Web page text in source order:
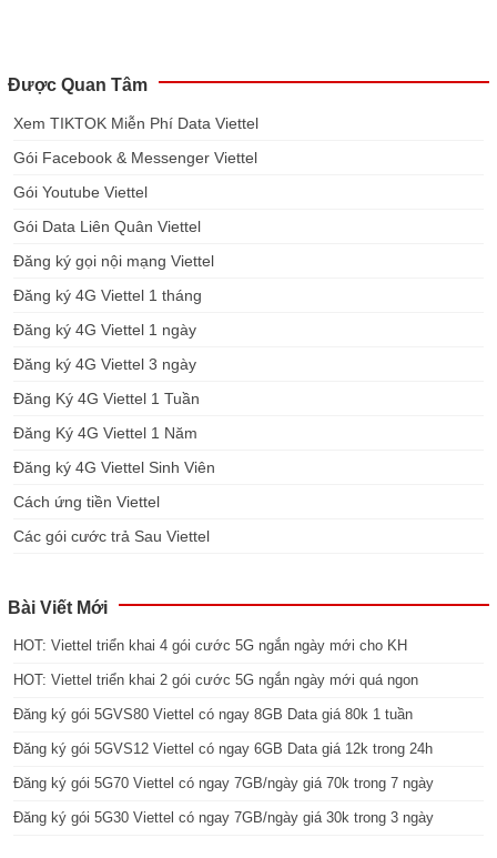
Được Quan Tâm
Xem TIKTOK Miễn Phí Data Viettel
Gói Facebook & Messenger Viettel
Gói Youtube Viettel
Gói Data Liên Quân Viettel
Đăng ký gọi nội mạng Viettel
Đăng ký 4G Viettel 1 tháng
Đăng ký 4G Viettel 1 ngày
Đăng ký 4G Viettel 3 ngày
Đăng Ký 4G Viettel 1 Tuần
Đăng Ký 4G Viettel 1 Năm
Đăng ký 4G Viettel Sinh Viên
Cách ứng tiền Viettel
Các gói cước trả Sau Viettel
Bài Viết Mới
HOT: Viettel triển khai 4 gói cước 5G ngắn ngày mới cho KH
HOT: Viettel triển khai 2 gói cước 5G ngắn ngày mới quá ngon
Đăng ký gói 5GVS80 Viettel có ngay 8GB Data giá 80k 1 tuần
Đăng ký gói 5GVS12 Viettel có ngay 6GB Data giá 12k trong 24h
Đăng ký gói 5G70 Viettel có ngay 7GB/ngày giá 70k trong 7 ngày
Đăng ký gói 5G30 Viettel có ngay 7GB/ngày giá 30k trong 3 ngày